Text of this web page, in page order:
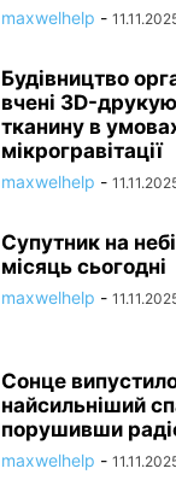
maxwelhelp -
Будівництво
вчені 3D-
тканину в
мікрогравітації
maxwelhelp -
Супутник на
місяць сьогодні
maxwelhelp -
Сонце
найсильніший
порушивши
maxwelhelp -